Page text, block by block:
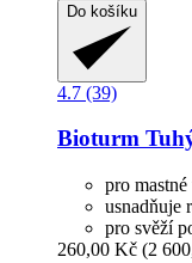
Do košíku
4.7 (39)
Bioturm
pro
usnadňuje
pro svěží
260,00 Kč (2